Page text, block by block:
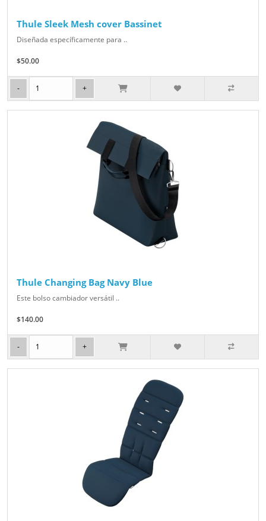
Thule Sleek Mesh cover Bassinet
Diseñada específicamente para ..
$50.00
Thule Changing Bag Navy Blue
Este bolso cambiador versátil ..
$140.00